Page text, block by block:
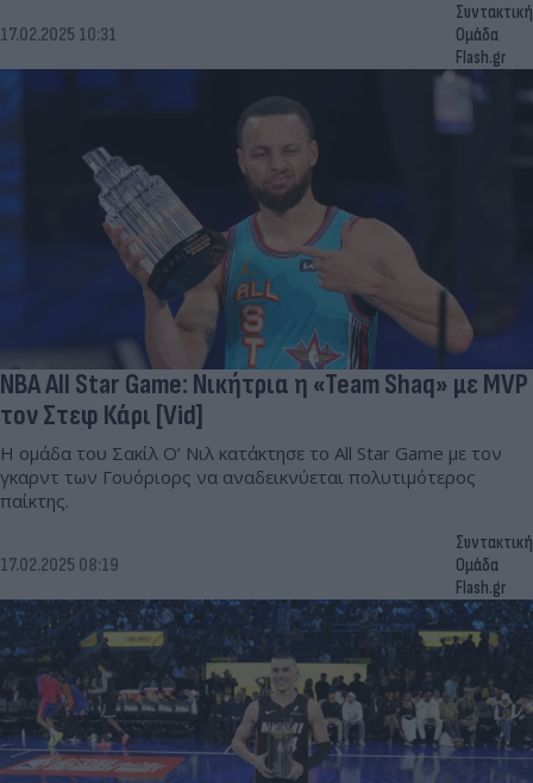
17.02.2025 10:31
Συντακτική
Ομάδα
Flash.gr
NBA All Star Game: Νικήτρια η «Team Shaq» με MVP
τον Στεφ Κάρι [Vid]
Η ομάδα του Σακίλ Ο’ Νιλ κατάκτησε το All Star Game με τον
γκαρντ των Γουόριορς να αναδεικνύεται πολυτιμότερος
παίκτης.
17.02.2025 08:19
Συντακτική
Ομάδα
Flash.gr